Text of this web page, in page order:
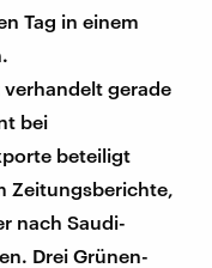
Tag in einem
gerade
bei
beteiligt
Zeitungsberichte,
nach Saudi-
Drei Grünen-